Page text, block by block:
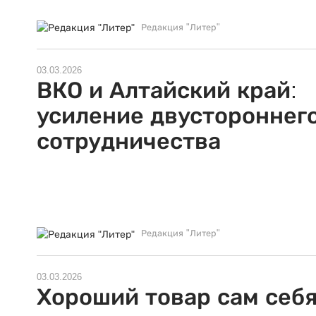
Редакция "Литер"
03.03.2026
ВКО и Алтайский край:
усиление
сотрудничества
Редакция "Литер"
03.03.2026
Хороший товар сам